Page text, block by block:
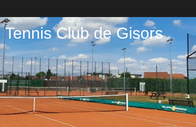
Tennis Club de Gisors